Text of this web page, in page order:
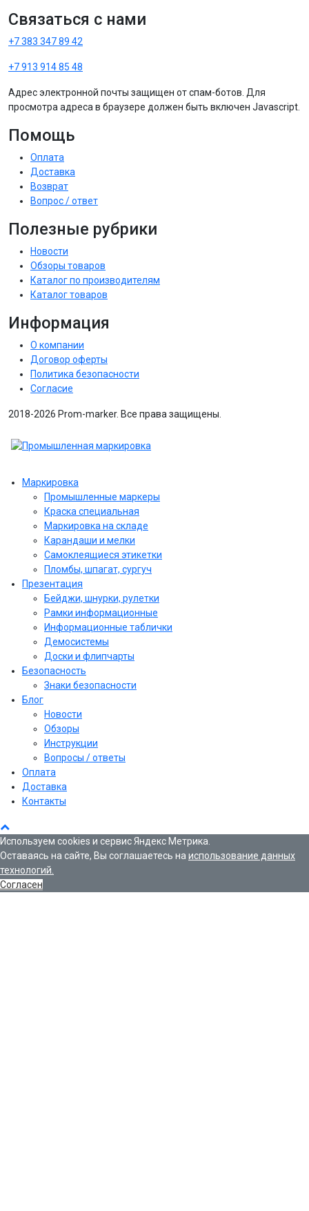
Связаться с нами
+7 383 347 89 42
+7 913 914 85 48
Адрес электронной почты защищен от спам-ботов. Для
просмотра адреса в браузере должен быть включен Javascript.
Помощь
Оплата
Доставка
Возврат
Вопрос / ответ
Полезные рубрики
Новости
Обзоры товаров
Каталог по производителям
Каталог товаров
Информация
О компании
Договор оферты
Политика безопасности
Согласие
2018-2026 Prom-marker. Все права защищены.
Маркировка
Промышленные маркеры
Краска специальная
Маркировка на складе
Карандаши и мелки
Самоклеящиеся этикетки
Пломбы, шпагат, сургуч
Презентация
Бейджи, шнурки, рулетки
Рамки информационные
Информационные таблички
Демосистемы
Доски и флипчарты
Безопасность
Знаки безопасности
Блог
Новости
Обзоры
Инструкции
Вопросы / ответы
Оплата
Доставка
Контакты
Используем cookies и сервис Яндекс Метрика.
Оставаясь на сайте, Вы соглашаетесь на использование данных
технологий.
Согласен